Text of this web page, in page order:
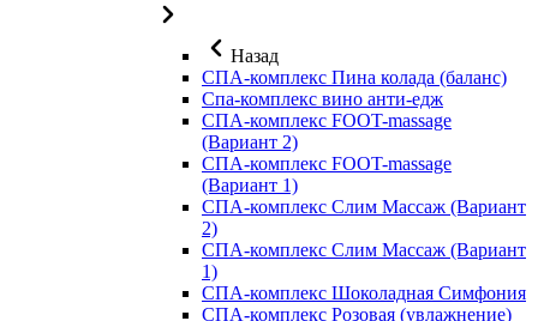
Назад
СПА-комплекс Пина колада (баланс)
Cпа-комплекс вино анти-едж
СПА-комплекс FOOT-massage
(Вариант 2)
СПА-комплекс FOOT-massage
(Вариант 1)
СПА-комплекс Слим Массаж (Вариант
2)
СПА-комплекс Слим Массаж (Вариант
1)
СПА-комплекс Шоколадная Симфония
СПА-комплекс Розовая (увлажнение)